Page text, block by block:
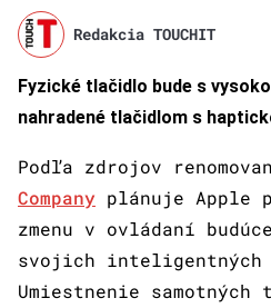
Redakcia TOUCHIT
Fyzické tlačidlo bude s
nahradené tlačidlom s
Podľa zdrojov
Company plánuje Apple
zmenu v ovládaní
svojich inteligentných
Umiestnenie